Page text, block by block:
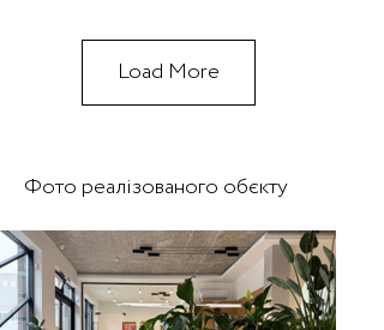
Load More
Фото реалізованого обєкту